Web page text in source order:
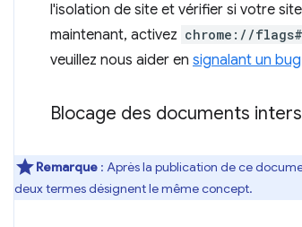
l'isolation de site et vérifier si votre
maintenant, activez chrome://
veuillez nous aider en signalant un bug
Blocage des documents
Remarque : Après la publication de ce
deux termes désignent le même concept.